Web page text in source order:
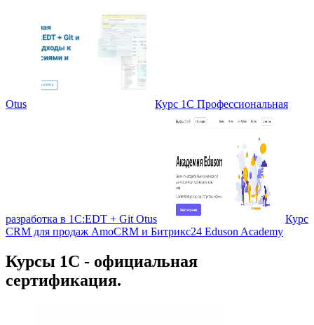
Otus Курс 1С Профессиональная
разработка в 1С:EDT + Git Otus
Курс
CRM для продаж AmoCRM и Битрикс24 Eduson Academy
Курсы 1С - официальная
сертификация.